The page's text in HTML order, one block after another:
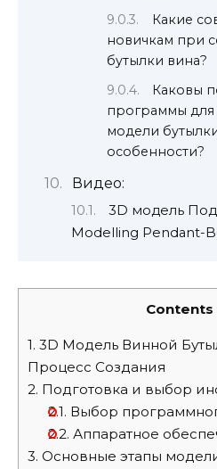
Какие
новичкам при
бутылки вина?
Каковы
программы для
модели
особенности?
Видео:
3D модель
Modelling Pendant-
Contents
1. 3D Модель Винной
Процесс Создания
2. Подготовка и выбор
2.1. Выбор
2.2. Аппаратное
3. Основные этапы